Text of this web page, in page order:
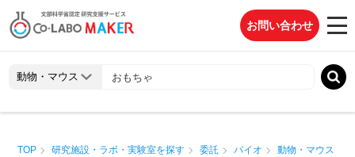
お問い合わせ
TOP 研究施設・ラボ・実験室を探す 委託 バイオ
動物・マウス